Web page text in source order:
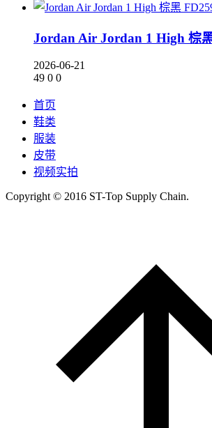
Jordan Air Jordan 1 High 棕
2026-06-21
49 0 0
首页
鞋类
服装
皮带
视频实拍
Copyright © 2016 ST-Top Supply Chain.